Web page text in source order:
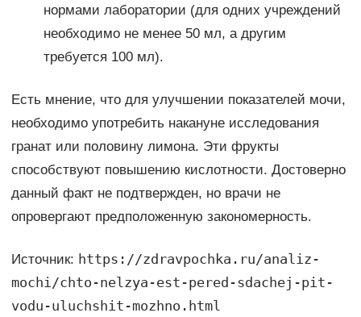
нормами лаборатории (для одних учреждений
необходимо не менее 50 мл, а другим
требуется 100 мл).
Есть мнение, что для улучшении показателей мочи,
необходимо употребить накануне исследования
гранат или половину лимона. Эти фрукты
способствуют повышению кислотности. Достоверно
данный факт не подтвержден, но врачи не
опровергают предположенную закономерность.
Источник: https://zdravpochka.ru/analiz-
mochi/chto-nelzya-est-pered-sdachej-pit-
vodu-uluchshit-mozhno.html